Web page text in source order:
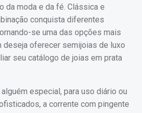
da moda e da fé. Clássica e
conquista diferentes
se uma das opções mais
deseja oferecer semijoias de luxo
seu catálogo de joias em prata
especial, para uso diário ou
a corrente com pingente